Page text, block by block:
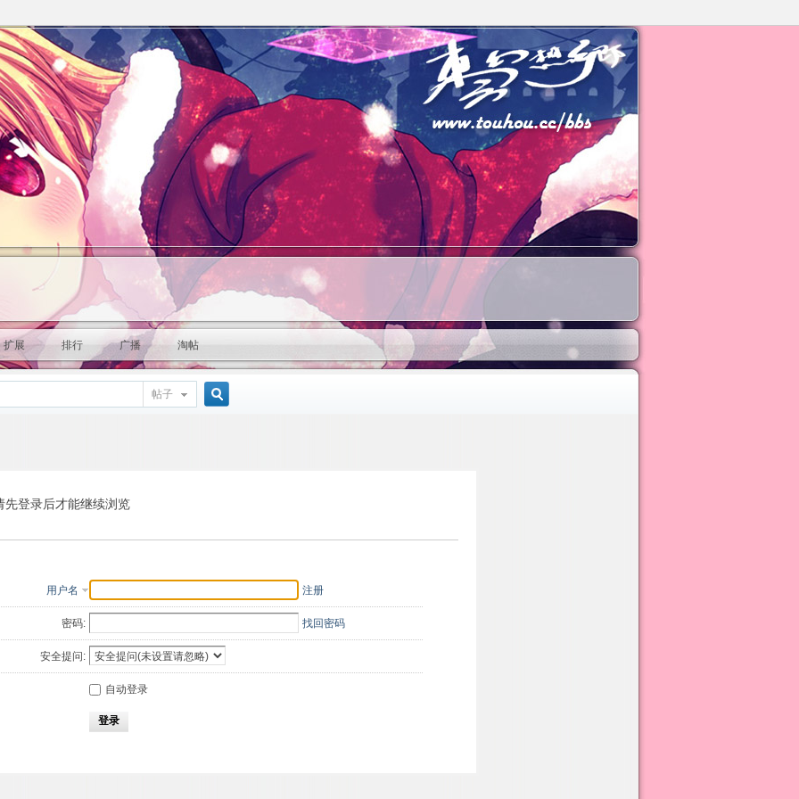
扩展 排行 广播 淘帖
帖子
先登录后才能继续浏览
用户名 注册
密码: 找回密码
安全提问:
自动登录
登录